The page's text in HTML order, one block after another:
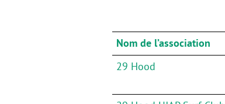
Nom de l’association
29 Hood